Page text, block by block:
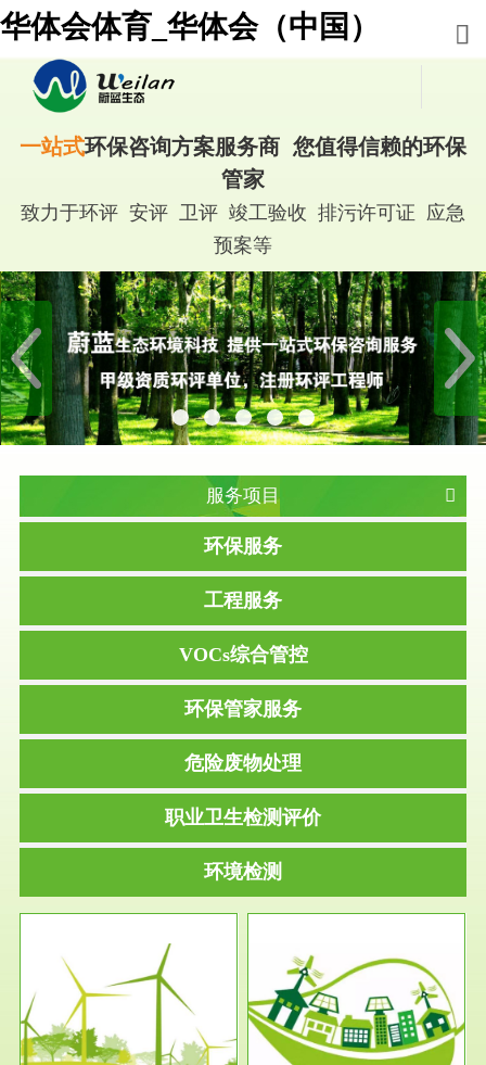
华体会体育_华体会（中国）
一站式环保咨询方案服务商 您值得信赖的环保
管家
致力于环评 安评 卫评 竣工验收 排污许可证 应急
预案等
服务项目
环保服务
工程服务
VOCs综合管控
环保管家服务
危险废物处理
职业卫生检测评价
环境检测
服务范围
环保竣工验收